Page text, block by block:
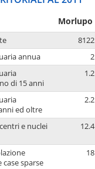
Morlupo
8122
annua
2
di 15 anni
1.2
ed oltre
2.2
e nuclei
12.4
case sparse
18